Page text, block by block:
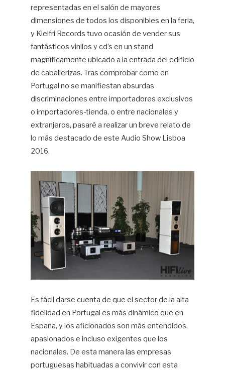
representadas en el salón de mayores
dimensiones de todos los disponibles en la feria,
y Kleifri Records tuvo ocasión de vender sus
fantásticos vinilos y cd’s en un stand
magníficamente ubicado a la entrada del edificio
de caballerizas. Tras comprobar como en
Portugal no se manifiestan absurdas
discriminaciones entre importadores exclusivos
o importadores-tienda, o entre nacionales y
extranjeros, pasaré a realizar un breve relato de
lo más destacado de este Audio Show Lisboa
2016.
Es fácil darse cuenta de que el sector de la alta
fidelidad en Portugal es más dinámico que en
España, y los aficionados son más entendidos,
apasionados e incluso exigentes que los
nacionales. De esta manera las empresas
portuguesas habituadas a convivir con esta